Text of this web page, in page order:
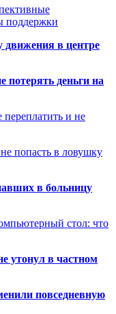
поддержки
движения в центре
деньги на
и не
попасть в ловушку
в больницу
стол: что
утонул в частном
повседневную